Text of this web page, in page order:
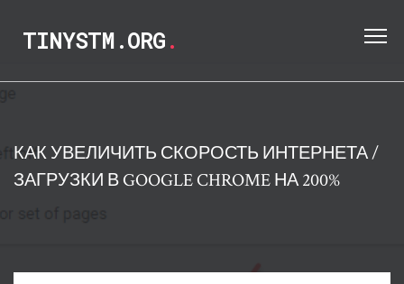
TINYSTM.ORG.
КАК УВЕЛИЧИТЬ СКОРОСТЬ ИНТЕРНЕТА /
ЗАГРУЗКИ В GOOGLE CHROME НА 200%